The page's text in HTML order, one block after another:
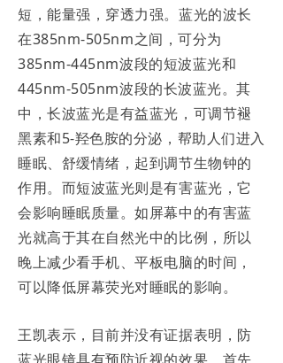
短，能量强，穿透力强。蓝光的波长
在385nm-505nm之间，可分为
385nm-445nm波段的短波蓝光和
445nm-505nm波段的长波蓝光。其
中，长波蓝光是有益蓝光，可调节褪
黑素和5-羟色胺的分泌，帮助人们进入
睡眠、舒缓情绪，起到调节生物钟的
作用。而短波蓝光则是有害蓝光，它
会影响睡眠质量。如屏幕中的有害蓝
光就高于其在自然光中的比例，所以
晚上减少看手机、平板电脑的时间，
可以降低屏幕荧光对睡眠的影响。
王凯表示，目前并没有证据表明，防